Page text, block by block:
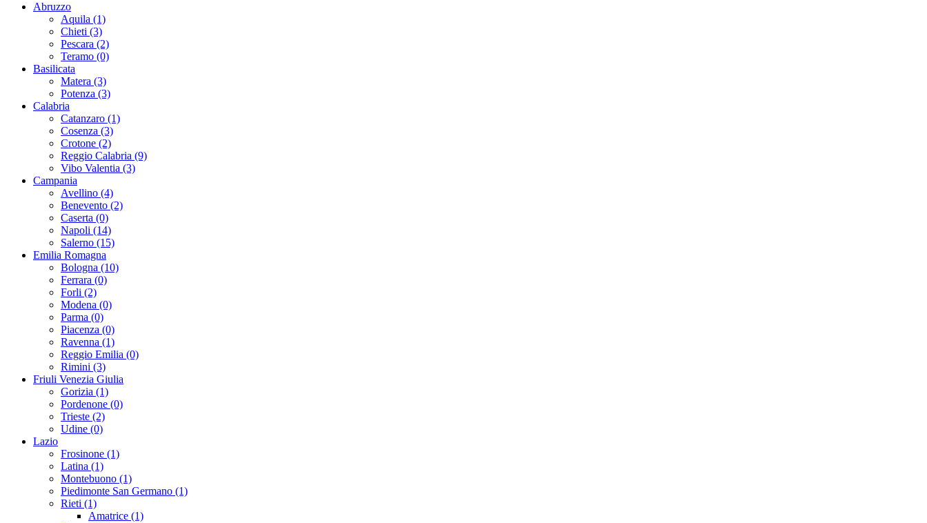
Abruzzo
Aquila (1)
Chieti (3)
Pescara (2)
Teramo (0)
Basilicata
Matera (3)
Potenza (3)
Calabria
Catanzaro (1)
Cosenza (3)
Crotone (2)
Reggio Calabria (9)
Vibo Valentia (3)
Campania
Avellino (4)
Benevento (2)
Caserta (0)
Napoli (14)
Salerno (15)
Emilia Romagna
Bologna (10)
Ferrara (0)
Forli (2)
Modena (0)
Parma (0)
Piacenza (0)
Ravenna (1)
Reggio Emilia (0)
Rimini (3)
Friuli Venezia Giulia
Gorizia (1)
Pordenone (0)
Trieste (2)
Udine (0)
Lazio
Frosinone (1)
Latina (1)
Montebuono (1)
Piedimonte San Germano (1)
Rieti (1)
Amatrice (1)